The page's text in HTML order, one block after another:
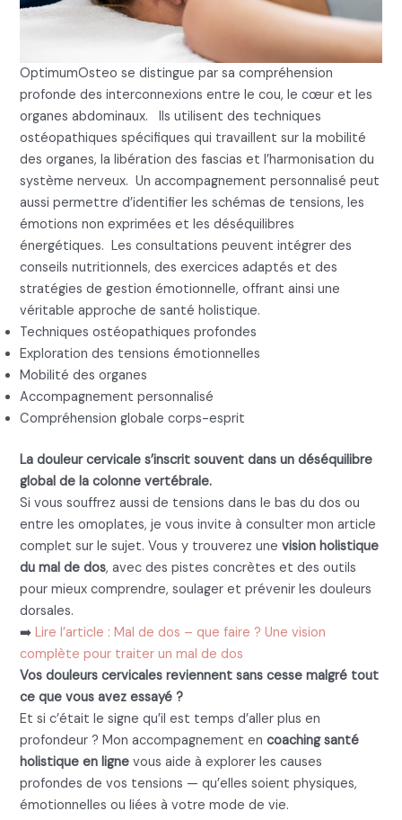
OptimumOsteo se distingue par sa compréhension
profonde des interconnexions entre le cou, le cœur et les
organes abdominaux. Ils utilisent des techniques
ostéopathiques spécifiques qui travaillent sur la mobilité
des organes, la libération des fascias et l’harmonisation du
système nerveux. Un accompagnement personnalisé peut
aussi permettre d’identifier les schémas de tensions, les
émotions non exprimées et les déséquilibres
énergétiques. Les consultations peuvent intégrer des
conseils nutritionnels, des exercices adaptés et des
stratégies de gestion émotionnelle, offrant ainsi une
véritable approche de santé holistique.
Techniques ostéopathiques profondes
Exploration des tensions émotionnelles
Mobilité des organes
Accompagnement personnalisé
Compréhension globale corps-esprit
La douleur cervicale s’inscrit souvent dans un déséquilibre
global de la colonne vertébrale.
Si vous souffrez aussi de tensions dans le bas du dos ou
entre les omoplates, je vous invite à consulter mon article
complet sur le sujet. Vous y trouverez unevision holistique
du mal de dos, avec des pistes concrètes et des outils
pour mieux comprendre, soulager et prévenir les douleurs
dorsales.
➡️Lire l’article : Mal de dos – que faire ? Une vision
complète pour traiter un mal de dos
Vos douleurs cervicales reviennent sans cesse malgré tout
ce que vous avez essayé ?
Et si c’était le signe qu’il est temps d’aller plus en
profondeur ? Mon accompagnement encoaching santé
holistique en ligne vous aide à explorer les causes
profondes de vos tensions — qu’elles soient physiques,
émotionnelles ou liées à votre mode de vie.